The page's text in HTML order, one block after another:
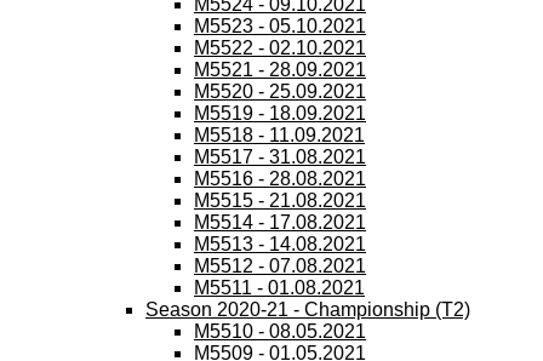
M5524 - 09.10.2021
M5523 - 05.10.2021
M5522 - 02.10.2021
M5521 - 28.09.2021
M5520 - 25.09.2021
M5519 - 18.09.2021
M5518 - 11.09.2021
M5517 - 31.08.2021
M5516 - 28.08.2021
M5515 - 21.08.2021
M5514 - 17.08.2021
M5513 - 14.08.2021
M5512 - 07.08.2021
M5511 - 01.08.2021
Season 2020-21 - Championship (T2)
M5510 - 08.05.2021
M5509 - 01.05.2021